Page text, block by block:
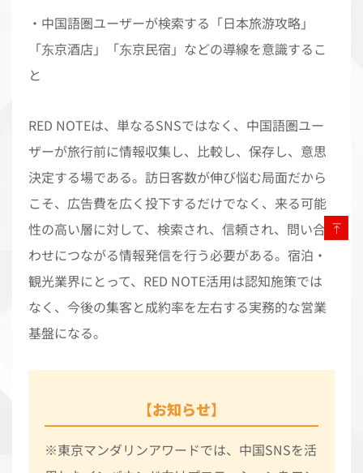
・中国語圏ユーザーが検索する「日本旅游攻略」
「东京酒店」「东京民宿」などの導線を意識するこ
と
RED NOTEは、単なるSNSではなく、中国語圏ユー
ザーが旅行前に情報収集し、比較し、保存し、意思
決定する場である。訪日客数が伸び悩む局面だから
こそ、広告費を広く投下するだけでなく、来る可能
性の高い層に対して、検索され、信頼され、問い合
わせにつながる情報発信を行う必要がある。宿泊・
観光業界にとって、RED NOTE活用は認知施策では
なく、今後の集客と成約率を左右する実務的な営業
基盤になる。
【お知らせ】
※東京マンダリンアワードでは、中国SNSを活